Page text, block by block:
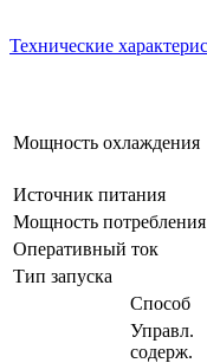
Технические
Мощность охлаждения
Источник питания
Мощность потребления
Оперативный ток
Тип запуска
Способ
Управл.
содерж.